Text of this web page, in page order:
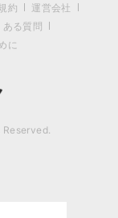
約
運営会社
ある質問
に